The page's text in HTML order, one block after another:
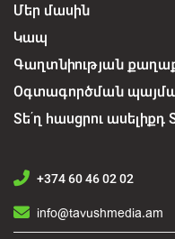
Մեր մասին
Կապ
Գաղտնիության
Օգտագործման
Տե՛ղ հասցրու ասելիքդ
+374 60 46 02 02
info@tavushmedia.am